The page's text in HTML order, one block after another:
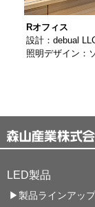
Rオフィス
設計：debual
照明デザイン：
LED製品
▶製品ラインアップ